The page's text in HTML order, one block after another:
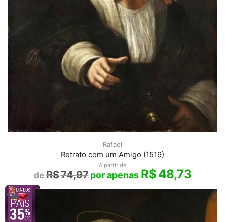
Rafael
Retrato com um Amigo (1519)
A partir de
R$74,97 R$48,73